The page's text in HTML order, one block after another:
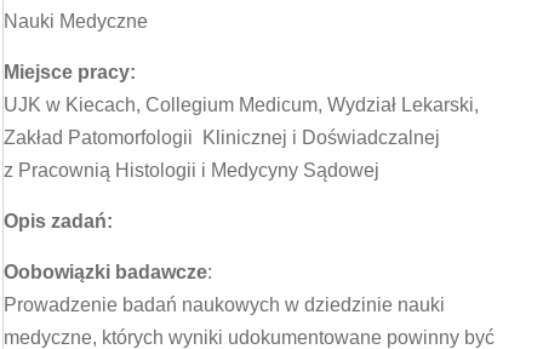
Nauki Medyczne
Miejsce pracy:
UJK w Kiecach, Collegium Medicum, Wydział Lekarski,
Zakład Patomorfologii Klinicznej i Doświadczalnej
z Pracownią Histologii i Medycyny Sądowej
Opis zadań:
Oobowiązki badawcze:
Prowadzenie badań naukowych w dziedzinie nauki
medyczne, których wyniki udokumentowane powinny być